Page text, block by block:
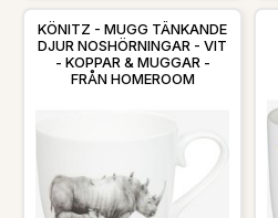
KÖNITZ - MUGG TÄNKANDE
DJUR NOSHÖRNINGAR - VIT
- KOPPAR & MUGGAR -
FRÅN HOMEROOM